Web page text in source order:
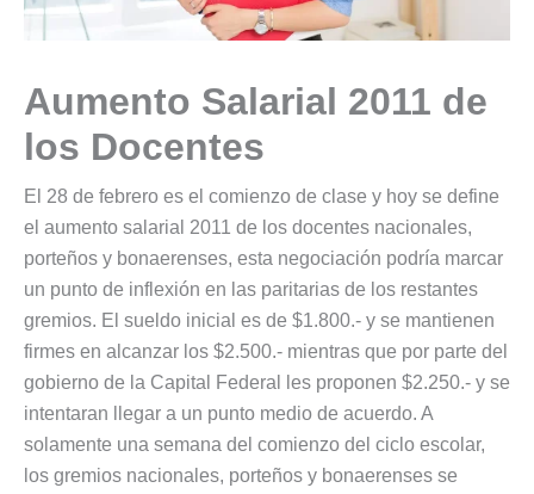
Aumento Salarial 2011 de
los Docentes
El 28 de febrero es el comienzo de clase y hoy se define
el aumento salarial 2011 de los docentes nacionales,
porteños y bonaerenses, esta negociación podría marcar
un punto de inflexión en las paritarias de los restantes
gremios. El sueldo inicial es de $1.800.- y se mantienen
firmes en alcanzar los $2.500.- mientras que por parte del
gobierno de la Capital Federal les proponen $2.250.- y se
intentaran llegar a un punto medio de acuerdo. A
solamente una semana del comienzo del ciclo escolar,
los gremios nacionales, porteños y bonaerenses se